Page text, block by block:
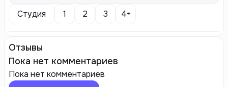
Студия
1 2 3 4+
Отзывы
Пока нет комментариев
Пока нет комментариев